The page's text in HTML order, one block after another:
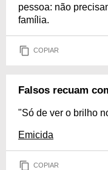
pessoa: não
família.
COPIAR
Falsos recuam
"Só de ver o brilho
Emicida
COPIAR